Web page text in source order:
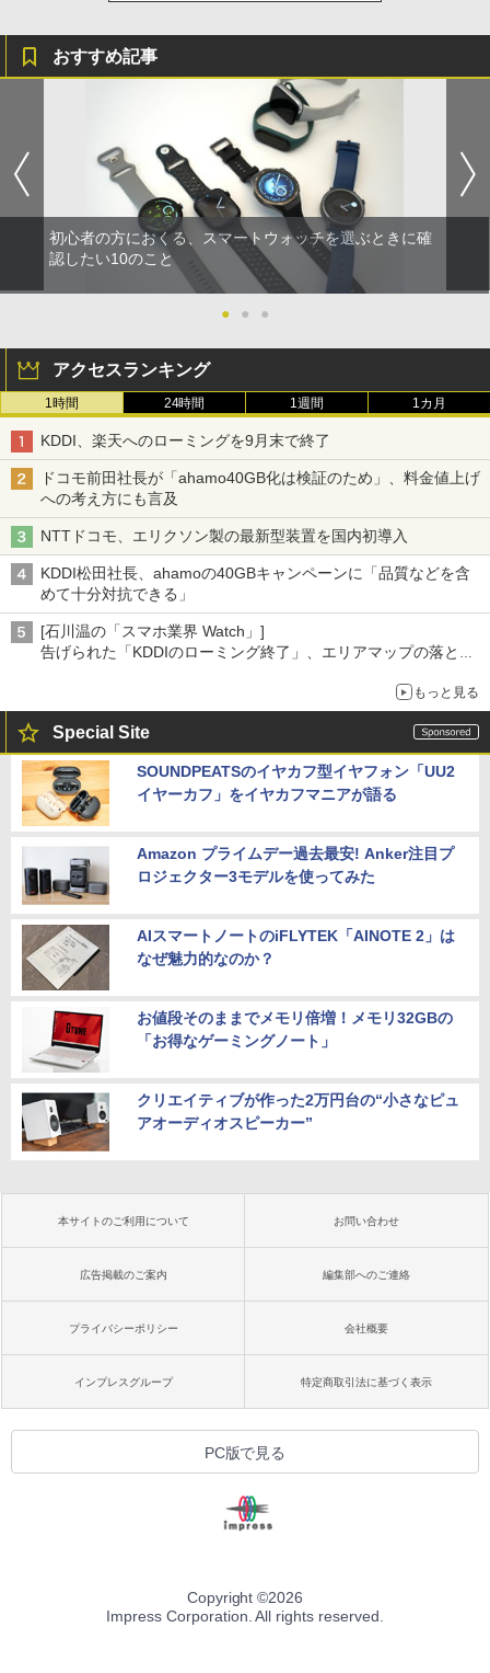
おすすめ記事
初心者の方におくる、スマートウォッチを選ぶときに確
認したい10のこと
● ● ●
アクセスランキング
1時間 24時間 1週間 1カ月
KDDI、楽天へのローミングを9月末で終了
ドコモ前田社長が「ahamo40GB化は検証のため」、料金値上げ
への考え方にも言及
NTTドコモ、エリクソン製の最新型装置を国内初導入
KDDI松田社長、ahamoの40GBキャンペーンに「品質などを含
めて十分対抗できる」
[石川温の「スマホ業界 Watch」]
告げられた「KDDIのローミング終了」、エリアマップの落とし
もっと見る
Special Site
SOUNDPEATSのイヤカフ型イヤフォン「UU2
イヤーカフ」をイヤカフマニアが語る
Amazon プライムデー過去最安! Anker注目プ
ロジェクター3モデルを使ってみた
AIスマートノートのiFLYTEK「AINOTE 2」は
なぜ魅力的なのか？
お値段そのままでメモリ倍増！メモリ32GBの
「お得なゲーミングノート」
クリエイティブが作った2万円台の“小さなピュ
アオーディオスピーカー”
本サイトのご利用について お問い合わせ
広告掲載のご案内 編集部へのご連絡
プライバシーポリシー 会社概要
インプレスグループ 特定商取引法に基づく表示
PC版で見る
Copyright ©2026
Impress Corporation. All rights reserved.